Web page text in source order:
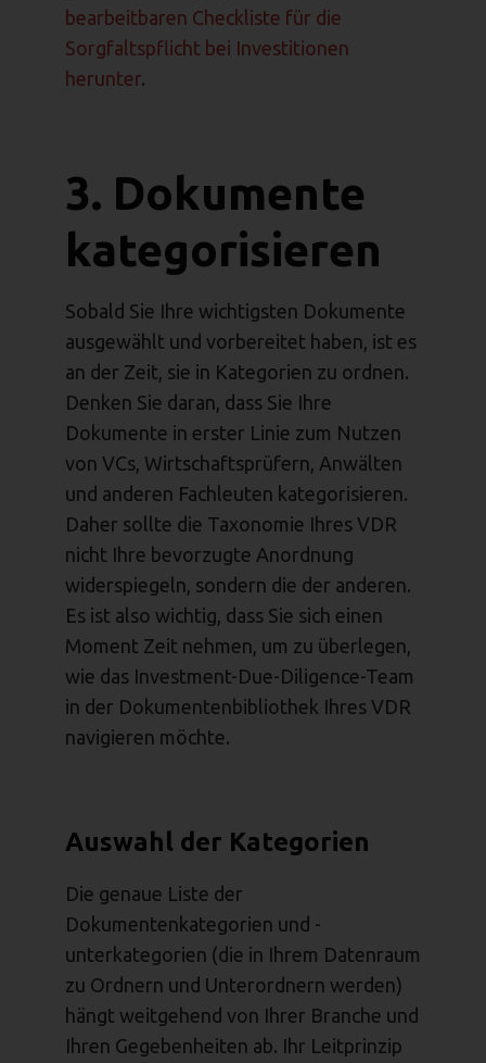
bearbeitbaren Checkliste für die
Sorgfaltspflicht bei Investitionen
herunter.
3. Dokumente
kategorisieren
Sobald Sie Ihre wichtigsten Dokumente
ausgewählt und vorbereitet haben, ist es
an der Zeit, sie in Kategorien zu ordnen.
Denken Sie daran, dass Sie Ihre
Dokumente in erster Linie zum Nutzen
von VCs, Wirtschaftsprüfern, Anwälten
und anderen Fachleuten kategorisieren.
Daher sollte die Taxonomie Ihres VDR
nicht Ihre bevorzugte Anordnung
widerspiegeln, sondern die der anderen.
Es ist also wichtig, dass Sie sich einen
Moment Zeit nehmen, um zu überlegen,
wie das Investment-Due-Diligence-Team
in der Dokumentenbibliothek Ihres VDR
navigieren möchte.
Auswahl der Kategorien
Die genaue Liste der
Dokumentenkategorien und -
unterkategorien (die in Ihrem Datenraum
zu Ordnern und Unterordnern werden)
hängt weitgehend von Ihrer Branche und
Ihren Gegebenheiten ab. Ihr Leitprinzip